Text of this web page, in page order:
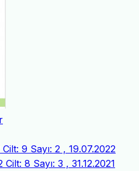
Cilt: 9 Sayı: 2 , 19.07.2022
Cilt: 8 Sayı: 3 , 31.12.2021